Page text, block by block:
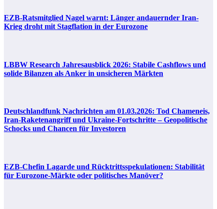
EZB-Ratsmitglied Nagel warnt: Länger andauernder Iran-
Krieg droht mit Stagflation in der Eurozone
LBBW Research Jahresausblick 2026: Stabile Cashflows und
solide Bilanzen als Anker in unsicheren Märkten
Deutschlandfunk Nachrichten am 01.03.2026: Tod Chameneis,
Iran-Raketenangriff und Ukraine-Fortschritte – Geopolitische
Schocks und Chancen für Investoren
EZB-Chefin Lagarde und Rücktrittsspekulationen: Stabilität
für Eurozone-Märkte oder politisches Manöver?